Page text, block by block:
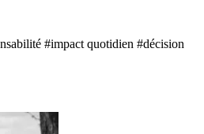
#impact quotidien #décision